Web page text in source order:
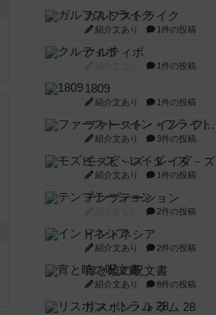
ガルフストライク
紹介文あり 1件の投稿
クルティボ
1件の投稿
1809
紹介文あり 1件の投稿
ファースト・イン・フライト
紹介文あり 3件の投稿
モズビ－ズ・レイダ－ズ
紹介文あり 1件の投稿
テンプテーション
2件の投稿
インドネシア
紹介文あり 2件の投稿
宵と暁の呪文書
紹介文あり 8件の投稿
リスボン・トラム 28